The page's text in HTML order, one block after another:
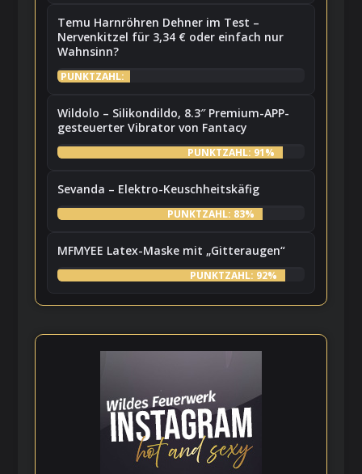
Temu Harnröhren Dehner im Test –
Nervenkitzel für 3,34 € oder einfach nur
Wahnsinn?
PUNKTZAHL:
Wildolo – Silikondildo, 8.3″ Premium-APP-
gesteuerter Vibrator von Fantacy
PUNKTZAHL: 91%
Sevanda – Elektro-Keuschheitskäfig
PUNKTZAHL: 83%
MFMYEE Latex-Maske mit „Gitteraugen“
PUNKTZAHL: 92%